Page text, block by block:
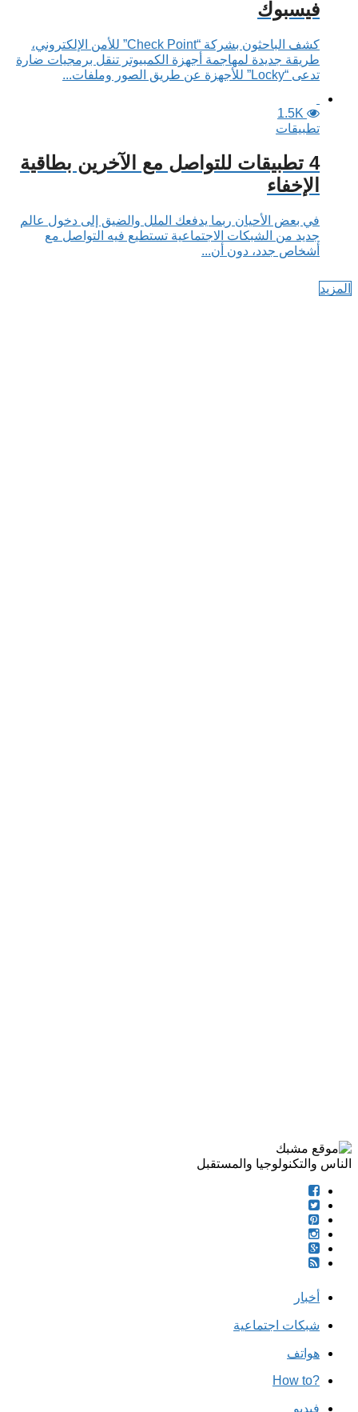
فيسبوك
كشف الباحثون بشركة “Check Point” للأمن الإلكتروني،
طريقة جديدة لمهاجمة أجهزة الكمبيوتر تنقل برمجيات ضارة
تدعى “Locky” للأجهزة عن طريق الصور وملفات...
1.5K
تطبيقات
4 تطبيقات للتواصل مع الآخرين بطاقية
الإخفاء
في بعض الأحيان ربما يدفعك الملل والضيق إلى دخول عالم
جديد من الشبكات الاجتماعية تستطيع فيه التواصل مع
أشخاص جدد، دون أن...
المزيد
الناس والتكنولوجيا والمستقبل
أخبار
شبكات اجتماعية
هواتف
?How to
فيديو